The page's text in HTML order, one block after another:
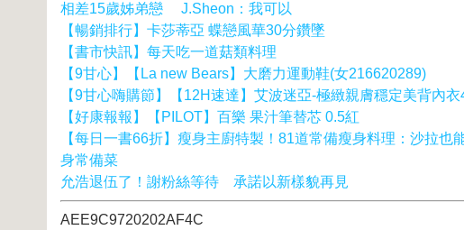
相差15歲姊弟戀 J.Sheon：我可以
【暢銷排行】卡莎蒂亞 蝶戀風華30分鑽墜
【書市快訊】每天吃一道菇類料理
【9甘心】【La new Bears】大磨力運動鞋(女216620289)
【9甘心嗨購節】【12H速達】艾波迷亞-極緻親膚穩定美背內衣
【好康報報】【PILOT】百樂 果汁筆替芯 0.5紅
【每日一書66折】瘦身主廚特製！81道常備瘦身料理：沙拉
身常備菜
允浩退伍了！謝粉絲等待 承諾以新樣貌再見
AEE9C9720202AF4C